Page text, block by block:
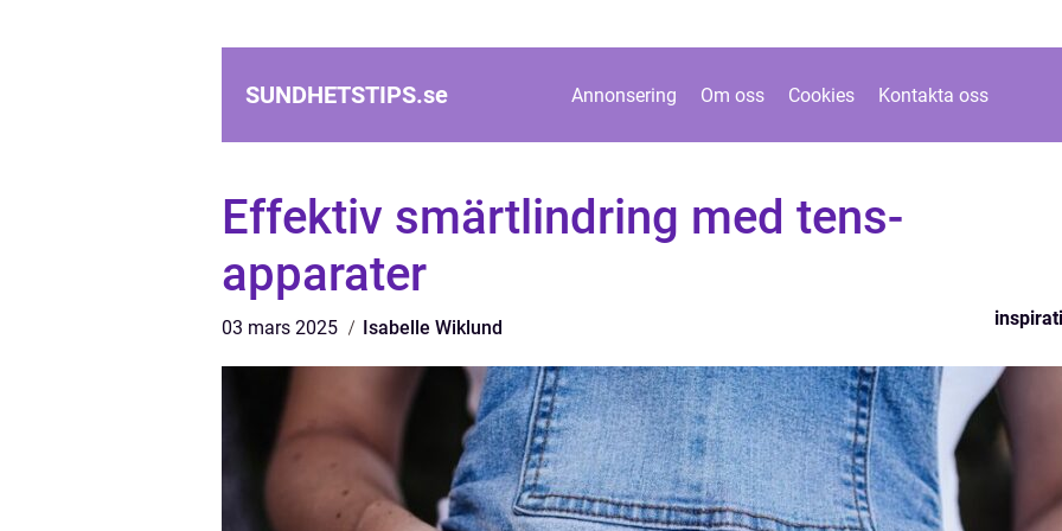
SUNDHETSTIPS.se Annonsering Om oss Cookies Kontakta oss
Effektiv smärtlindring med tens-
apparater
03 mars 2025 Isabelle Wiklund